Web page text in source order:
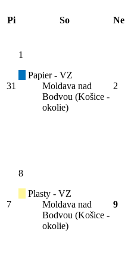
Pi So Ne
31
1
Papier - VZ
Moldava nad
Bodvou (Košice -
okolie)
2
7
8
Plasty - VZ
Moldava nad
Bodvou (Košice -
okolie)
9